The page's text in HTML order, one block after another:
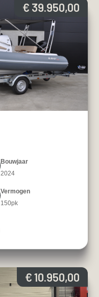
€ 39.950,00
Bouwjaar
2024
Vermogen
150pk
€ 10.950,00